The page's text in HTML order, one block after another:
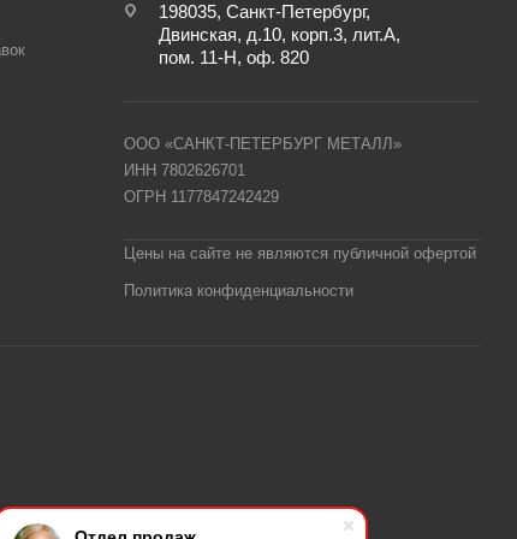
198035, Санкт-Петербург,
Двинская, д.10, корп.3, лит.А,
пом. 11-Н, оф. 820
ООО «САНКТ-ПЕТЕРБУРГ МЕТАЛЛ»
ИНН 7802626701
ОГРН 1177847242429
Цены на сайте не являются публичной офертой
Политика конфиденциальности